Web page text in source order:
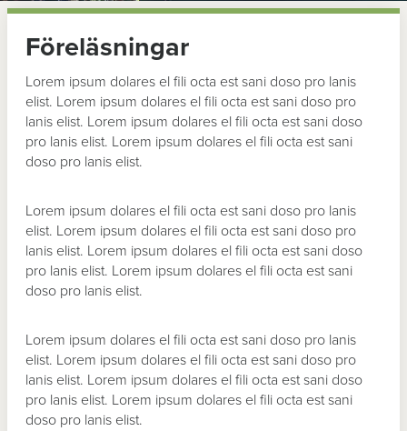
Föreläsningar
Lorem ipsum dolares el fili octa est sani doso pro lanis
elist. Lorem ipsum dolares el fili octa est sani doso pro
lanis elist. Lorem ipsum dolares el fili octa est sani doso
pro lanis elist. Lorem ipsum dolares el fili octa est sani
doso pro lanis elist.
Lorem ipsum dolares el fili octa est sani doso pro lanis
elist. Lorem ipsum dolares el fili octa est sani doso pro
lanis elist. Lorem ipsum dolares el fili octa est sani doso
pro lanis elist. Lorem ipsum dolares el fili octa est sani
doso pro lanis elist.
Lorem ipsum dolares el fili octa est sani doso pro lanis
elist. Lorem ipsum dolares el fili octa est sani doso pro
lanis elist. Lorem ipsum dolares el fili octa est sani doso
pro lanis elist. Lorem ipsum dolares el fili octa est sani
doso pro lanis elist.